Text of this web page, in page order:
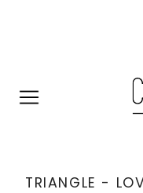
TRIANGLE -